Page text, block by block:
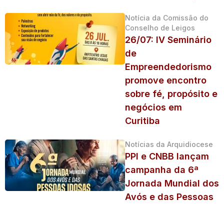
Notícia da Comissão do
Conselho de Leigos
26/07: IV Seminário
de
Empreendedorismo
promove encontro
sobre fé, propósito e
negócios em
Curitiba
Notícias da Arquidiocese
PPI e CNBB lançam
campanha da 6ª
Jornada Mundial dos
Avós e das Pessoas